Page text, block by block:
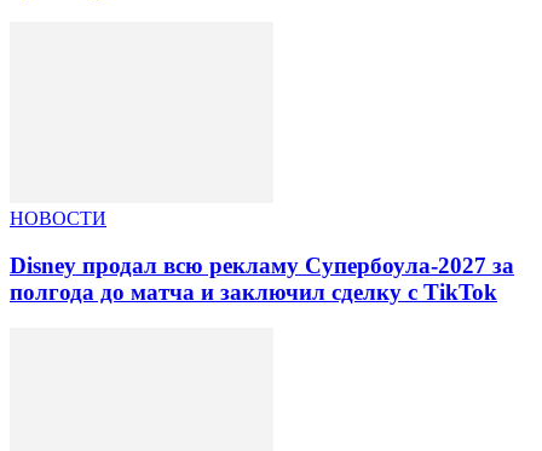
НОВОСТИ
Disney продал всю рекламу Супербоула-2027 за
полгода до матча и заключил сделку с TikTok